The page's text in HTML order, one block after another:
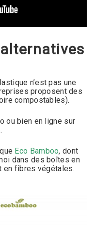
n’est pas une
proposent des
compostables).
ou bien en ligne sur
.
Eco Bamboo, dont
dans des boîtes en
en fibres végétales.